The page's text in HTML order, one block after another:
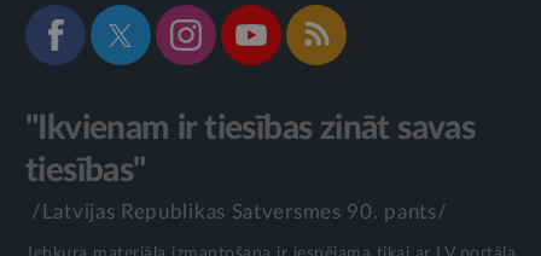
"Ikvienam ir tiesības zināt savas
tiesības"
/Latvijas Republikas Satversmes 90. pants/